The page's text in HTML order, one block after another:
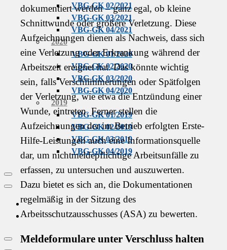
VBG-GK 02/2021
VBG-GK 03/2021
VBG-GK 04/2021
2020
VBG-GK 01/2020
VBG-GK 02/2020
VBG-GK 03/2020
VBG-GK 04/2020
2019
VBG-GK 01/2019
VBG-GK 02/2019
VBG-GK 03/2019
VBG-GK 04/2019
Social
Links
Menu
Close
VBG-
Website
&
Youtube
Search
dokumentiert werden – ganz egal, ob kleine
Schnittwunde oder größere Verletzung. Diese
Aufzeichnungen dienen als Nachweis, dass sich
eine Verletzung oder Erkrankung während der
Arbeitszeit ereignet hat. Das könnte wichtig
sein, falls Verschlimmerungen oder Spätfolgen
der Verletzung, wie etwa die Entzündung einer
Wunde, eintreten. Ferner stellen die
Aufzeichnungen der im Betrieb erfolgten Erste-
Hilfe-Leistungen auch eine Informationsquelle
dar, um nichtmeldepflichtige Arbeitsunfälle zu
erfassen, zu untersuchen und auszuwerten.
Dazu bietet es sich an, die Dokumentationen
regelmäßig in der Sitzung des
Arbeitsschutzausschusses (ASA) zu bewerten.
Meldeformulare unter Verschluss halten